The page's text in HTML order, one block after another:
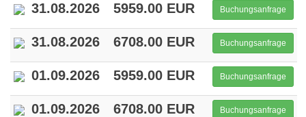
31.08.2026 5959.00 EUR Buchungsanfrage
31.08.2026 6708.00 EUR Buchungsanfrage
01.09.2026 5959.00 EUR Buchungsanfrage
01.09.2026 6708.00 EUR Buchungsanfrage